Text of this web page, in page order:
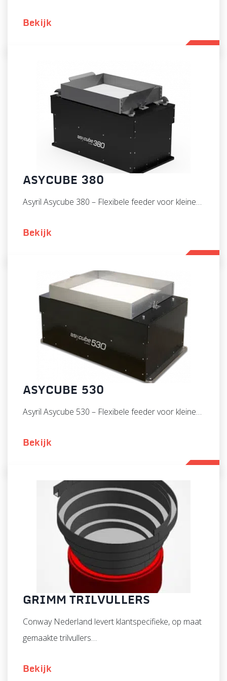
Bekijk
ASYCUBE 380
Asyril Asycube 380 – Flexibele feeder voor kleine…
Bekijk
ASYCUBE 530
Asyril Asycube 530 – Flexibele feeder voor kleine…
Bekijk
GRIMM TRILVULLERS
Conway Nederland levert klantspecifieke, op maat
gemaakte trilvullers…
Bekijk